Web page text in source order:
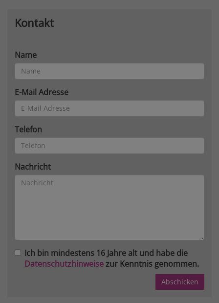
Kontakt
Name
E-Mail Adresse
Telefon
Nachricht
Ich bin mindestens 16 Jahre alt und habe die
Datenschutzhinweisezur Kenntnis genommen.